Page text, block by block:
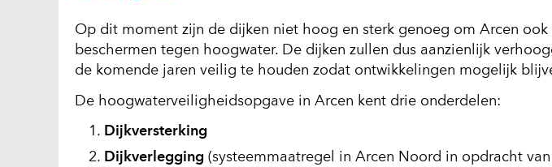
Op dit moment zijn de dijken niet hoog en sterk genoeg om Arcen
beschermen tegen hoogwater. De dijken zullen dus aanzienlijk
de komende jaren veilig te houden zodat ontwikkelingen mogelijk
De hoogwaterveiligheidsopgave in Arcen kent drie onderdelen:
Dijkversterking
Dijkverlegging (systeemmaatregel in Arcen Noord in opdracht